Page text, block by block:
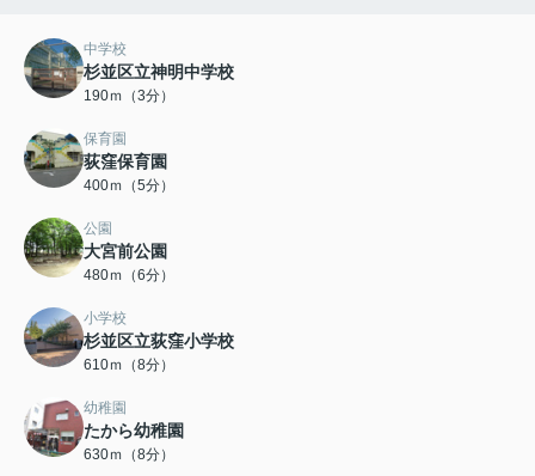
中学校
杉並区立神明中学校
190ｍ（3分）
保育園
荻窪保育園
400ｍ（5分）
公園
大宮前公園
480ｍ（6分）
小学校
杉並区立荻窪小学校
610ｍ（8分）
幼稚園
たから幼稚園
630ｍ（8分）